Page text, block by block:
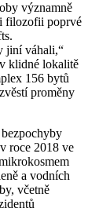
významně
filozofii poprvé
jiní váhali,“
klidné lokalitě
156 bytů
proměny
roce 2018 ve
a vodních
včetně